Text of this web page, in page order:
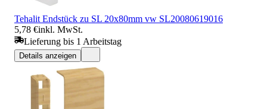
Tehalit Endstück zu SL 20x80mm vw SL20080619016
5,78 €inkl. MwSt.
Lieferung bis 1 Arbeitstag
Details anzeigen